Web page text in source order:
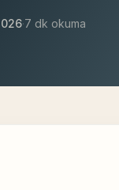
·7 dk okuma